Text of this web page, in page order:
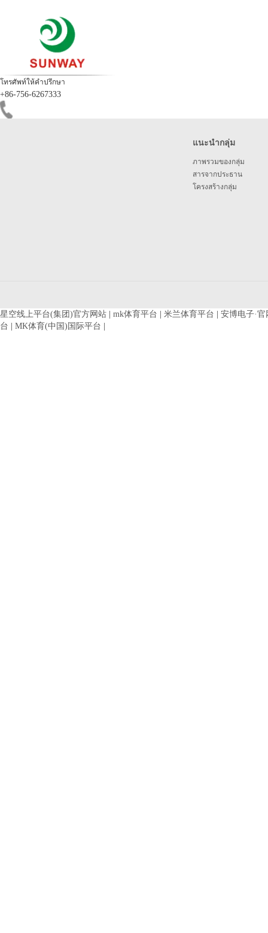
โทรศัพท์ให้คำปรึกษา
+86-756-6267333
แนะนำกลุ่ม
ภาพรวมของกลุ่ม
สารจากประธาน
โครงสร้างกลุ่ม
星空线上平台(集团)官方网站 mk体育平台 米兰体育平台
安博电子·
台
MK体育(中国)国际平台